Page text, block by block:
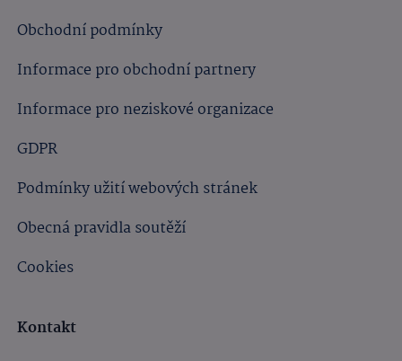
Obchodní podmínky
Informace pro obchodní partnery
Informace pro neziskové organizace
GDPR
Podmínky užití webových stránek
Obecná pravidla soutěží
Cookies
Kontakt